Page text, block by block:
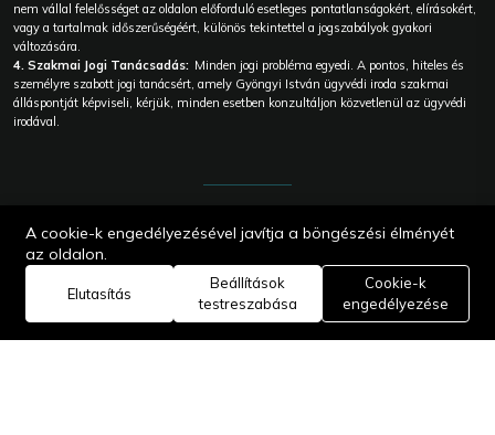
nem vállal felelősséget az oldalon előforduló esetleges pontatlanságokért, elírásokért,
vagy a tartalmak időszerűségéért, különös tekintettel a jogszabályok gyakori
változására.
4. Szakmai Jogi Tanácsadás: Minden jogi probléma egyedi. A pontos, hiteles és
személyre szabott jogi tanácsért, amely Gyöngyi István ügyvédi iroda szakmai
álláspontját képviseli, kérjük, minden esetben konzultáljon közvetlenül az ügyvédi
irodával.
Gyöngyi
Ügyvédi iroda
| Webes
megoldás |
Core:
Edit Master |
A cookie-k engedélyezésével javítja a böngészési élményét
az oldalon.
Elutasítás
Beállítások
testreszabása
Cookie-k
engedélyezése